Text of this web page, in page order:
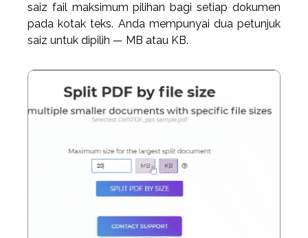
saiz fail maksimum pilihan bagi setiap dokumen
pada kotak teks. Anda mempunyai dua petunjuk
saiz untuk dipilih — MB atau KB.